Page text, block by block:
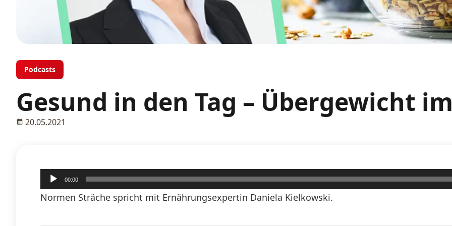
Podcasts
Gesund in den Tag – Übergewicht
20.05.2021
Audio-
Player
00:00
Normen Sträche spricht mit Ernährungsexpertin Daniela Kielkowski.